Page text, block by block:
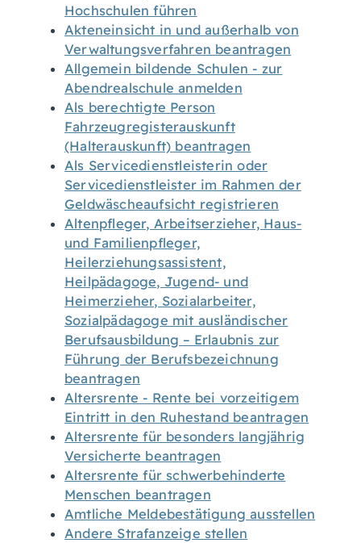
Hochschulen führen
Akteneinsicht in und außerhalb von
Verwaltungsverfahren beantragen
Allgemein bildende Schulen - zur
Abendrealschule anmelden
Als berechtigte Person
Fahrzeugregisterauskunft
(Halterauskunft) beantragen
Als Servicedienstleisterin oder
Servicedienstleister im Rahmen der
Geldwäscheaufsicht registrieren
Altenpfleger, Arbeitserzieher, Haus-
und Familienpfleger,
Heilerziehungsassistent,
Heilpädagoge, Jugend- und
Heimerzieher, Sozialarbeiter,
Sozialpädagoge mit ausländischer
Berufsausbildung – Erlaubnis zur
Führung der Berufsbezeichnung
beantragen
Altersrente - Rente bei vorzeitigem
Eintritt in den Ruhestand beantragen
Altersrente für besonders langjährig
Versicherte beantragen
Altersrente für schwerbehinderte
Menschen beantragen
Amtliche Meldebestätigung ausstellen
Andere Strafanzeige stellen